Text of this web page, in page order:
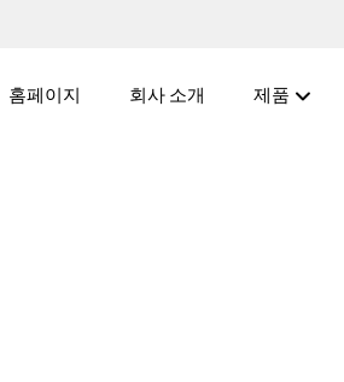
홈페이지 회사 소개 제품